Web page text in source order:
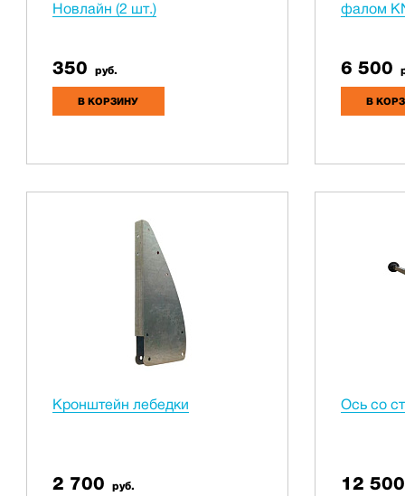
Новлайн (2 шт.)
350 руб.
В КОРЗИНУ
фалом
6 500
В
Кронштейн лебедки
2 700 руб.
Ось со
12 500